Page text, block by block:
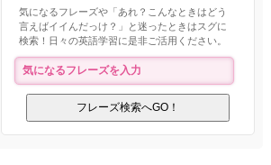
気になるフレーズや「あれ？こんなときはどう
言えばイイんだっけ？」と迷ったときはスグに
検索！日々の英語学習に是非ご活用ください。